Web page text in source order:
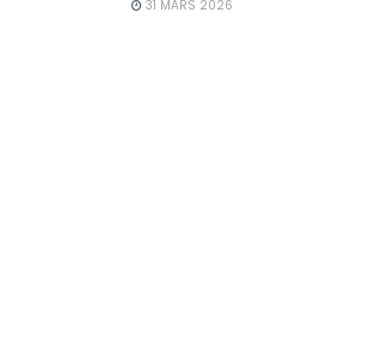
31 MARS 2026